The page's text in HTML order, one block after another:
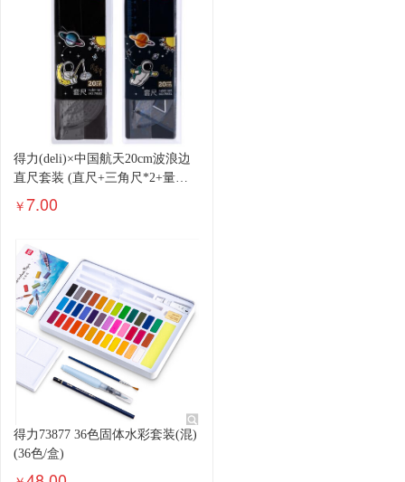
得力(deli)×中国航天20cm波浪边
直尺套装 (直尺+三角尺*2+量角
器)考试绘图文具套装 颜色随机
￥7.00
得力73877 36色固体水彩套装(混)
(36色/盒)